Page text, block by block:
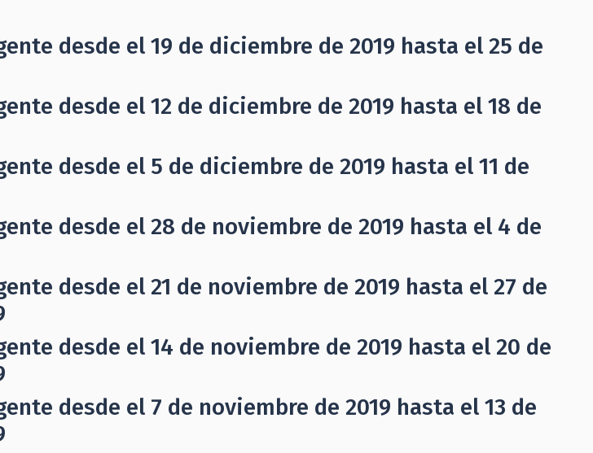
desde el 19 de diciembre de 2019 hasta el 25 de
desde el 12 de diciembre de 2019 hasta el 18 de
desde el 5 de diciembre de 2019 hasta el 11 de
desde el 28 de noviembre de 2019 hasta el 4 de
desde el 21 de noviembre de 2019 hasta el 27 de
desde el 14 de noviembre de 2019 hasta el 20 de
desde el 7 de noviembre de 2019 hasta el 13 de